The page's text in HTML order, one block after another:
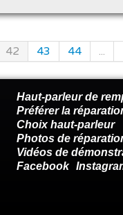
42 43 44 ...
Haut-parleur de
Préférer la
Choix haut-parleur
Photos de
Vidéos de
Facebook